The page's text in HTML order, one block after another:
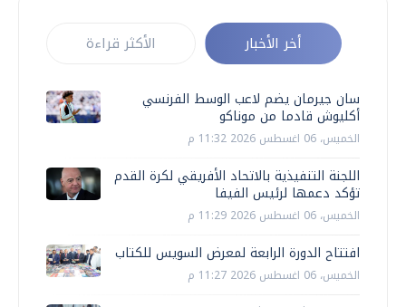
أخر الأخبار الأكثر قراءة
سان جيرمان يضم لاعب الوسط الفرنسي
أكليوش قادما من موناكو
الخميس، 06 اغسطس 2026 11:32 م
اللجنة التنفيذية بالاتحاد الأفريقي لكرة القدم
تؤكد دعمها لرئيس الفيفا
الخميس، 06 اغسطس 2026 11:29 م
افتتاح الدورة الرابعة لمعرض السويس للكتاب
الخميس، 06 اغسطس 2026 11:27 م